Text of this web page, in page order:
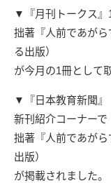
▼『月刊トークス
拙著『人前であが
る出版）
が今月の1冊として
▼『日本教育新聞
新刊紹介コーナーで
拙著『人前であが
出版）
が掲載されました。